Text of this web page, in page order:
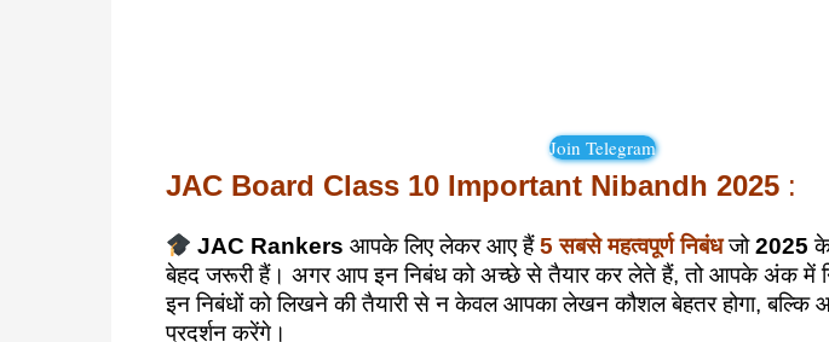
Join Telegram
JAC Board Class 10 Important Nibandh 2025 :
JAC Rankers आपके लिए लेकर आए हैं5 सबसे महत्वपूर्ण निबंधजो2025
बेहद जरूरी हैं। अगर आप इन निबंध को अच्छे से तैयार कर लेते हैं, तो आपके अंक में
इन निबंधों को लिखने की तैयारी से न केवल आपका लेखन कौशल बेहतर होगा, बल्कि
प्रदर्शन करेंगे।